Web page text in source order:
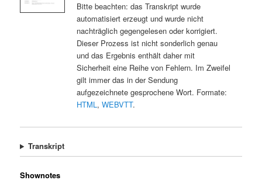
Bitte beachten: das Transkript wurde
automatisiert erzeugt und wurde nicht
nachträglich gegengelesen oder korrigiert.
Dieser Prozess ist nicht sonderlich genau
und das Ergebnis enthält daher mit
Sicherheit eine Reihe von Fehlern. Im Zweifel
gilt immer das in der Sendung
aufgezeichnete gesprochene Wort. Formate:
HTML, WEBVTT.
Transkript
Shownotes